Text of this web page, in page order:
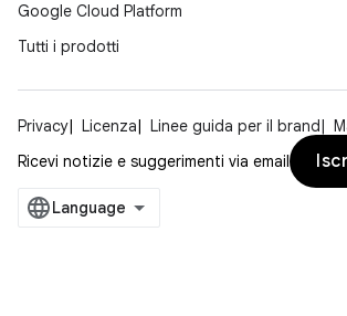
Google Cloud Platform
Tutti i prodotti
Privacy Licenza Linee guida per il brand
Ricevi notizie e suggerimenti via email